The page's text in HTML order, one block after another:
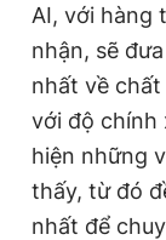
AI, với hàng
nhận, sẽ
nhất về
với độ chính
hiện những
thấy, từ đó
nhất để